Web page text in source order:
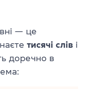
— це
тисячі слів і
доречно в